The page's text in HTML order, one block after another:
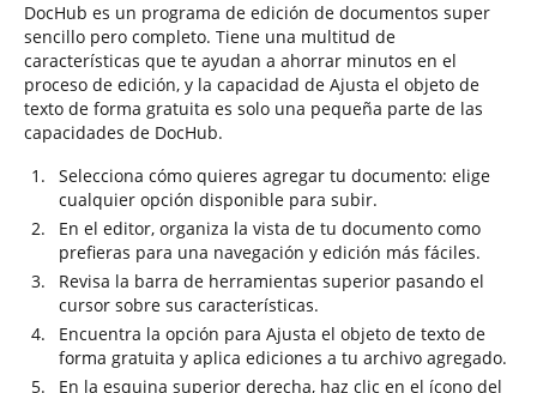
DocHub es un programa de edición de documentos super
sencillo pero completo. Tiene una multitud de
características que te ayudan a ahorrar minutos en el
proceso de edición, y la capacidad de Ajusta el objeto de
texto de forma gratuita es solo una pequeña parte de las
capacidades de DocHub.
Selecciona cómo quieres agregar tu documento: elige
cualquier opción disponible para subir.
En el editor, organiza la vista de tu documento como
prefieras para una navegación y edición más fáciles.
Revisa la barra de herramientas superior pasando el
cursor sobre sus características.
Encuentra la opción para Ajusta el objeto de texto de
forma gratuita y aplica ediciones a tu archivo agregado.
En la esquina superior derecha, haz clic en el ícono del